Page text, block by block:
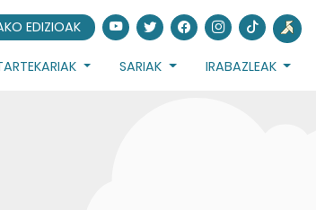
EDIZIOAK
SARIAK IRABAZLEAK